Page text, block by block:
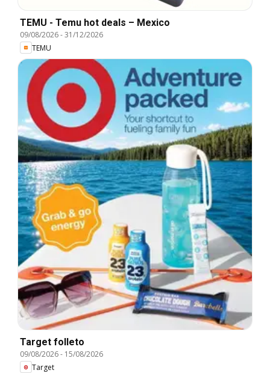
TEMU - Temu hot deals – Mexico
09/08/2026-31/12/2026
TEMU
Target folleto
09/08/2026- 15/08/2026
Target